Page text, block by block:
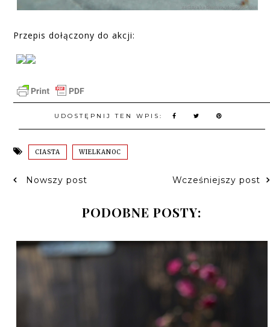
Przepis dołączony do akcji:
UDOSTĘPNIJ TEN WPIS:
CIASTA WIELKANOC
Nowszy post Wcześniejszy post
PODOBNE POSTY: